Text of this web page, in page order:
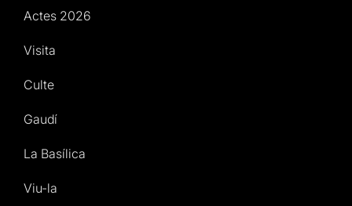
Actes 2026
Visita
Culte
Gaudí
La Basílica
Viu-la